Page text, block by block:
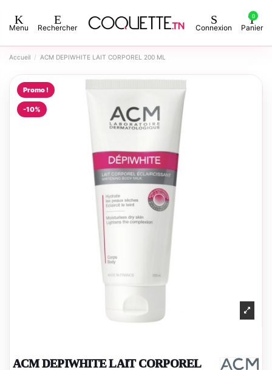
Menu Rechercher Connexion
0
Panier
Accueil ACM DEPIWHITE LAIT CORPOREL 200 ML
Promo !
-10%
ACM DEPIWHITE LAIT CORPOREL